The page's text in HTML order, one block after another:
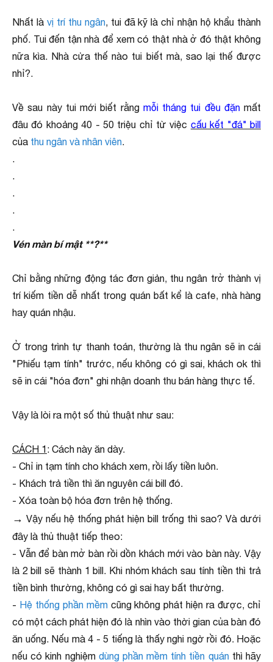
Nhất là vị trí thu ngân, tui đã kỹ là chỉ nhận hộ khẩu thành
phố. Tui đến tận nhà để xem có thật nhà ở đó thật không
nữa kìa. Nhà cửa thế nào tui biết mà, sao lại thế được
nhỉ?.
Về sau này tui mới biết rằng mỗi tháng tui đều đặnmất
đâu đó khoảng 40 - 50 triệu chỉ từ việc cấu kết "đá" bill
của thu ngân và nhân viên.
.
.
.
.
.
Vén màn bí mật **?**
Chỉ bằng những động tác đơn giản, thu ngân trở thành vị
trí kiếm tiền dễ nhất trong quán bất kể là cafe, nhà hàng
hay quán nhậu.
Ở trong trình tự thanh toán, thường là thu ngân sẽ in cái
"Phiếu tạm tính" trước, nếu không có gì sai, khách ok thì
sẽ in cái "hóa đơn" ghi nhận doanh thu bán hàng thực tế.
Vậy là lòi ra một số thủ thuật như sau:
CÁCH 1: Cách này ăn dày.
- Chỉ in tạm tính cho khách xem, rồi lấy tiền luôn.
- Khách trả tiền thì ăn nguyên cái bill đó.
- Xóa toàn bộ hóa đơn trên hệ thống.
→ Vậy nếu hệ thống phát hiện bill trống thì sao? Và dưới
đây là thủ thuật tiếp theo:
- Vẫn để bàn mở bàn rồi dồn khách mới vào bàn này. Vậy
là 2 bill sẽ thành 1 bill. Khi nhóm khách sau tính tiền thì trả
tiền bình thường, không có gì sai hay bất thường.
- Hệ thống phần mềmcũng không phát hiện ra được, chỉ
có một cách phát hiện đó là nhìn vào thời gian của bàn đó
ăn uống. Nếu mà 4 - 5 tiếng là thấy nghi ngờ rồi đó. Hoặc
nếu có kinh nghiệm dùng phần mềm tính tiền quánthì hãy